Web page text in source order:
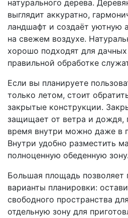
натурального дерева.
выглядит аккуратно,
ландшафт и создаёт уютную
на свежем воздухе.
хорошо подходят для
правильной обработке
Если вы планируете
только летом, стоит
закрытые конструкции.
защищает от ветра и дождя,
время внутри можно даже в
Внутри удобно разместить
полноценную обеденную зону.
Большая площадь позволяет
варианты планировки:
свободного пространства
отдельную зону для